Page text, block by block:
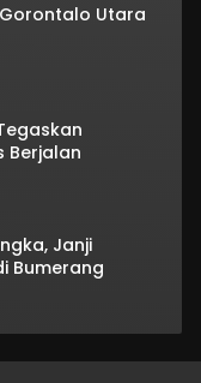
Utara
Berjalan
Janji
Bumerang